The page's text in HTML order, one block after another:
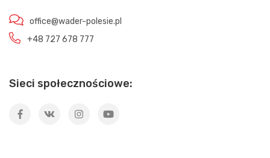
office@wader-polesie.pl
+48 727 678 777
Sieci społecznościowe: